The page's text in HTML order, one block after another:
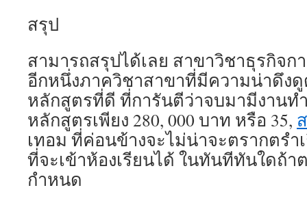
สรุป
สามารถสรุปได้เลย สาขาวิชาธุรกิจ
อีกหนึ่งภาควิชาสาขาที่มีความน่าดึงดู
หลักสูตรที่ดี ที่การันตีว่าจบมามีงานท
หลักสูตรเพียง 280, 000 บาท หรือ 35,
เทอม ที่ค่อนข้างจะไม่น่าจะตรากตรำ
ที่จะเข้าห้องเรียนได้ ในทันทีทันใดถ้า
กำหนด